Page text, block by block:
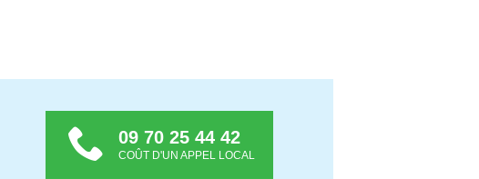
09 70 25 44 42
COÛT D'UN APPEL LOCAL